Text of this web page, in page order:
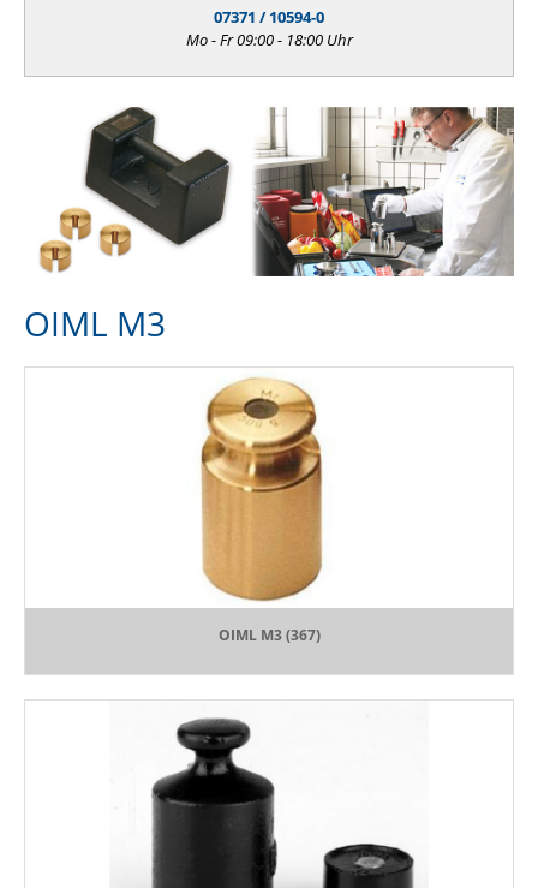
07371 / 10594-0
Mo - Fr 09:00 - 18:00 Uhr
OIML M3
OIML M3 (367)